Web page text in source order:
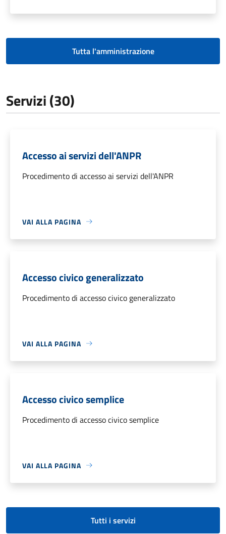
Tutta l'amministrazione
Servizi (30)
Accesso ai servizi dell'ANPR
Procedimento di accesso ai servizi dell'ANPR
VAI ALLA PAGINA
Accesso civico generalizzato
Procedimento di accesso civico generalizzato
VAI ALLA PAGINA
Accesso civico semplice
Procedimento di accesso civico semplice
VAI ALLA PAGINA
Tutti i servizi